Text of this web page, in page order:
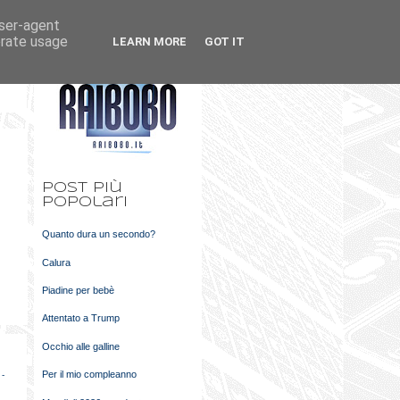
-
Post più
popolari
Quanto dura un secondo?
Calura
Piadine per bebè
Attentato a Trump
Occhio alle galline
Per il mio compleanno
agent
usage
LEARN MORE GOT IT